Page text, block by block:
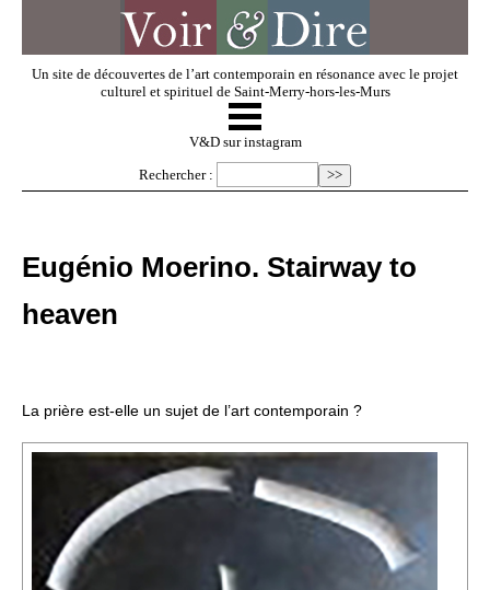
Un site de découvertes de l’art contemporain en résonance avec le projet
culturel et spirituel de Saint-Merry-hors-les-Murs
V & D
Exposer
Dossiers
Événements
Sacré
☰
V&D sur instagram
Rechercher :
Eugénio Moerino. Stairway to
heaven
La prière est-elle un sujet de l’art contemporain ?